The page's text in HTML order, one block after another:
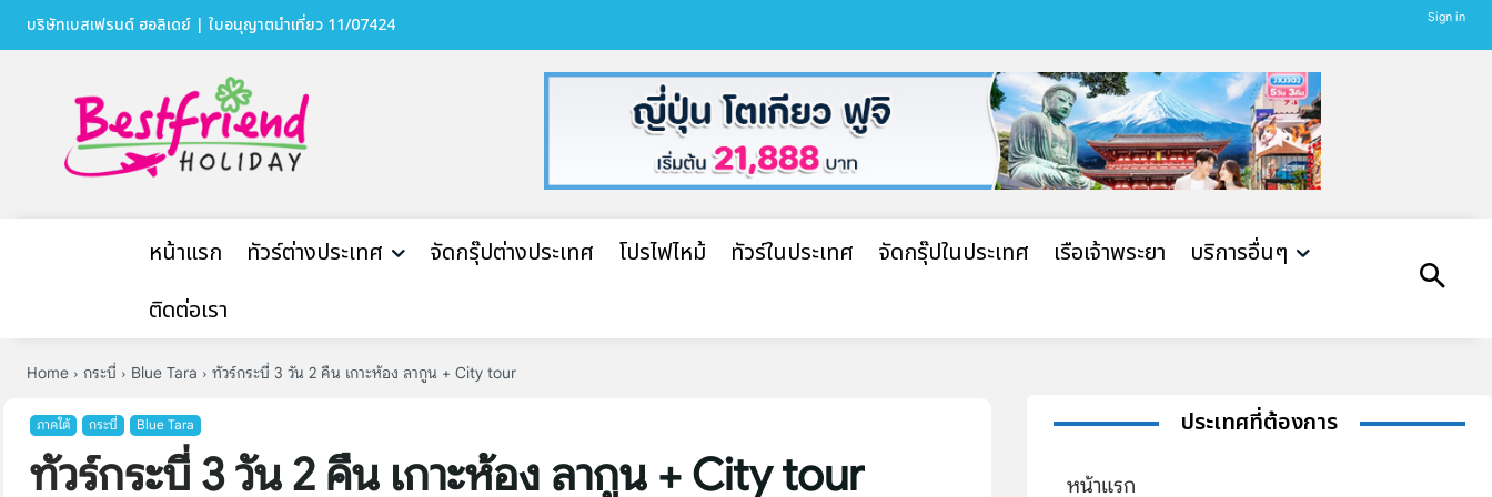
บริษัทเบสเฟรนด์ ฮอลิเดย์ | ใบอนุญาตนำเที่ยว 11/07424 Sign in
หน้าแรก ทัวร์ต่างประเทศ จัดกรุ๊ปต่างประเทศ โปรไฟไหม้ ทัวร์ในประเทศ จัดกรุ๊ปในประเทศ เรือเจ้าพระยา
บริการอื่นๆ
ติดต่อเรา
Home กระบี่ Blue Tara ทัวร์กระบี่ 3 วัน 2 คืน เกาะห้อง ลากูน + City tour
ภาคใต้ กระบี่ Blue Tara
ทัวร์กระบี่ 3 วัน 2 คืน เกาะห้อง ลากูน + City tour
ประเทศที่ต้องการ
หน้าแรก